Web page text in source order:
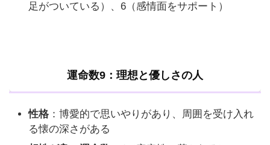
足がついている）、6（感情面をサポート）
運命数9：理想と優しさの人
性格 ：博愛的で思いやりがあり、周囲を受け入れ
る懐の深さがある